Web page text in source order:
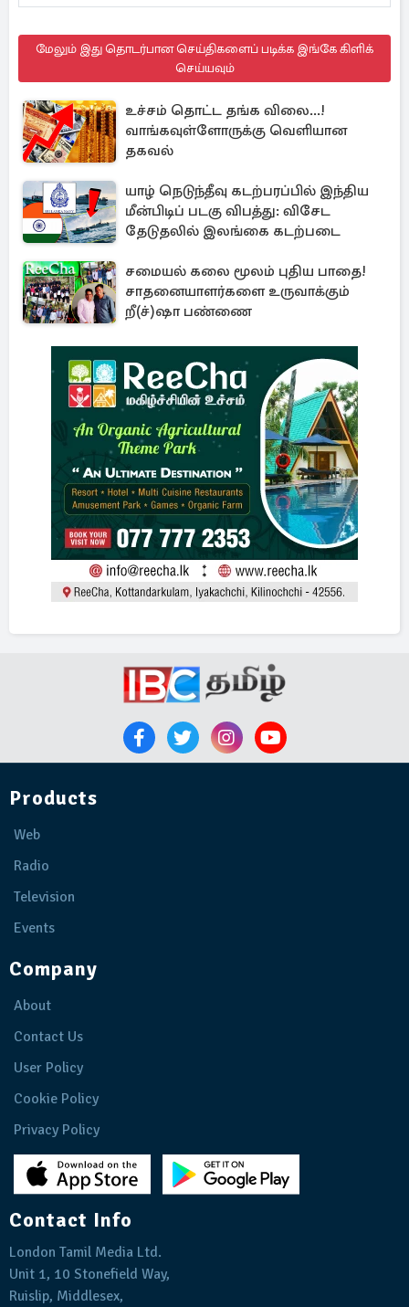
மேலும் இது தொடர்பான செய்திகளைப் படிக்க இங்கே கிளிக்
செய்யவும்
உச்சம் தொட்ட தங்க விலை...!
வாங்கவுள்ளோருக்கு வெளியான
தகவல்
யாழ் நெடுந்தீவு கடற்பரப்பில் இந்திய
மீன்பிடிப் படகு விபத்து: விசேட
தேடுதலில் இலங்கை கடற்படை
சமையல் கலை மூலம் புதிய பாதை!
சாதனையாளர்களை உருவாக்கும்
றீ(ச்)ஷா பண்ணை
Products
Web
Radio
Television
Events
Company
About
Contact Us
User Policy
Cookie Policy
Privacy Policy
Contact Info
London Tamil Media Ltd.
Unit 1, 10 Stonefield Way,
Ruislip, Middlesex,